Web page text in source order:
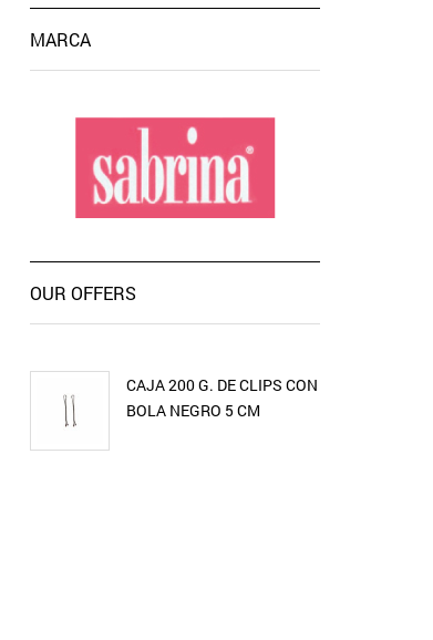
MARCA
OUR OFFERS
CAJA 200 G. DE CLIPS CON
BOLA NEGRO 5 CM